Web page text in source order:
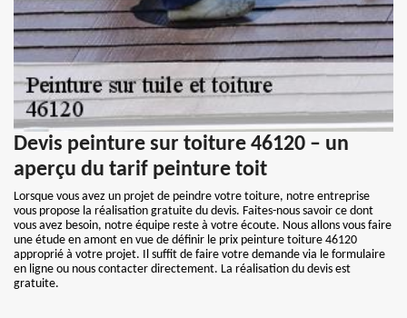
Devis peinture sur toiture 46120 – un
aperçu du tarif peinture toit
Lorsque vous avez un projet de peindre votre toiture, notre entreprise
vous propose la réalisation gratuite du devis. Faites-nous savoir ce dont
vous avez besoin, notre équipe reste à votre écoute. Nous allons vous faire
une étude en amont en vue de définir le prix peinture toiture 46120
approprié à votre projet. Il suffit de faire votre demande via le formulaire
en ligne ou nous contacter directement. La réalisation du devis est
gratuite.